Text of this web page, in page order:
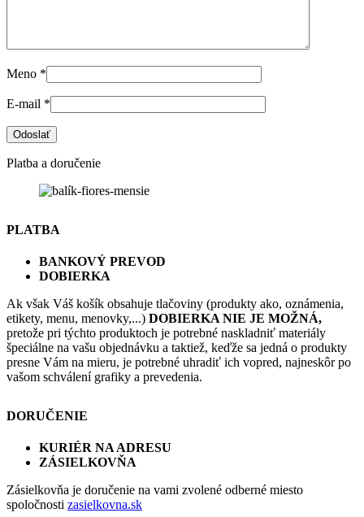
Meno *
E-mail *
Platba a doručenie
PLATBA
BANKOVÝ PREVOD
DOBIERKA
Ak však Váš košík obsahuje tlačoviny (produkty ako, oznámenia,
etikety, menu, menovky,...) DOBIERKA NIE JE MOŽNÁ,
pretože pri týchto produktoch je potrebné naskladniť materiály
špeciálne na vašu objednávku a taktiež, keďže sa jedná o produkty
presne Vám na mieru, je potrebné uhradiť ich vopred, najneskôr po
vašom schválení grafiky a prevedenia.
DORUČENIE
KURIÉR NA ADRESU
ZÁSIELKOVŇA
Zásielkovňa je doručenie na vami zvolené odberné miesto
spoločnosti zasielkovna.sk